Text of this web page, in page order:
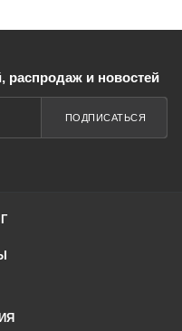
распродаж и новостей
ПОДПИСАТЬСЯ